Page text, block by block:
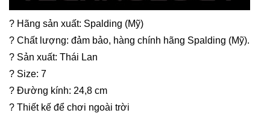
? Hãng sản xuất: Spalding (Mỹ)
? Chất lượng: đảm bảo, hàng chính hãng Spalding (Mỹ).
? Sản xuất: Thái Lan
? Size: 7
? Đường kính: 24,8 cm
? Thiết kế để chơi ngoài trời